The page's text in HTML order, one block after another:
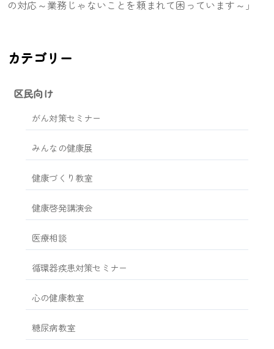
の対応～業務じゃないことを頼まれて困っています～」
カテゴリー
区民向け
がん対策セミナー
みんなの健康展
健康づくり教室
健康啓発講演会
医療相談
循環器疾患対策セミナー
心の健康教室
糖尿病教室